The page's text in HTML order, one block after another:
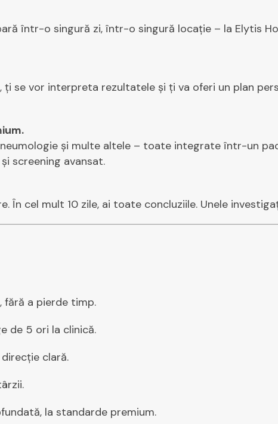
într-o singură zi, într-o singură locație – la Elytis
se vor interpreta rezultatele și ți va oferi un plan
și multe altele – toate integrate într-un
screening avansat.
În cel mult 10 zile, ai toate concluziile. Unele
a pierde timp.
de 5 ori la clinică.
clară.
la standarde premium.